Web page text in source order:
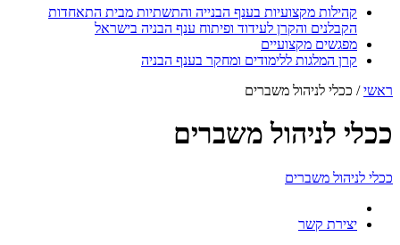
קהילות מקצועיות בענף הבנייה והתשתיות מבית התאחדות
הקבלנים והקרן לעידוד ופיתוח ענף הבניה בישראל
מפגשים מקצועיים
קרן המלגות ללימודים ומחקר בענף הבניה
ראשי/ ככלי לניהול משברים
ככלי לניהול משברים
ככלי לניהול משברים
יצירת קשר